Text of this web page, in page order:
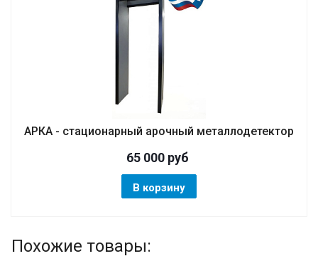
АРКА - стационарный арочный металлодетектор
65 000руб
В корзину
Похожие товары: